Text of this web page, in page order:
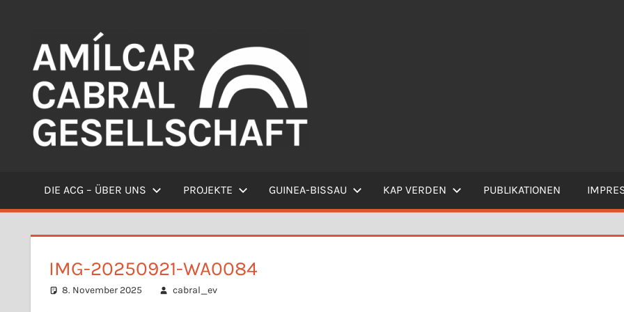
springenWillkommen
DIE ACG – ÜBER UNS PROJEKTE GUINEA-BISSAU KAP VERDEN PUBLIKATIONEN
IMG-20250921-WA0084
8. November 2025 cabral_ev